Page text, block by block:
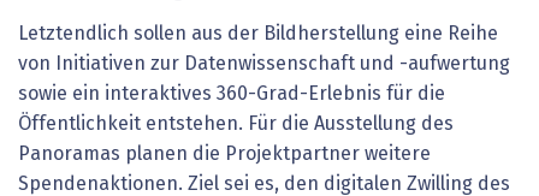
Letztendlich sollen aus der Bildherstellung eine Reihe
von Initiativen zur Datenwissenschaft und -aufwertung
sowie ein interaktives 360-Grad-Erlebnis für die
Öffentlichkeit entstehen. Für die Ausstellung des
Panoramas planen die Projektpartner weitere
Spendenaktionen. Ziel sei es, den digitalen Zwilling des